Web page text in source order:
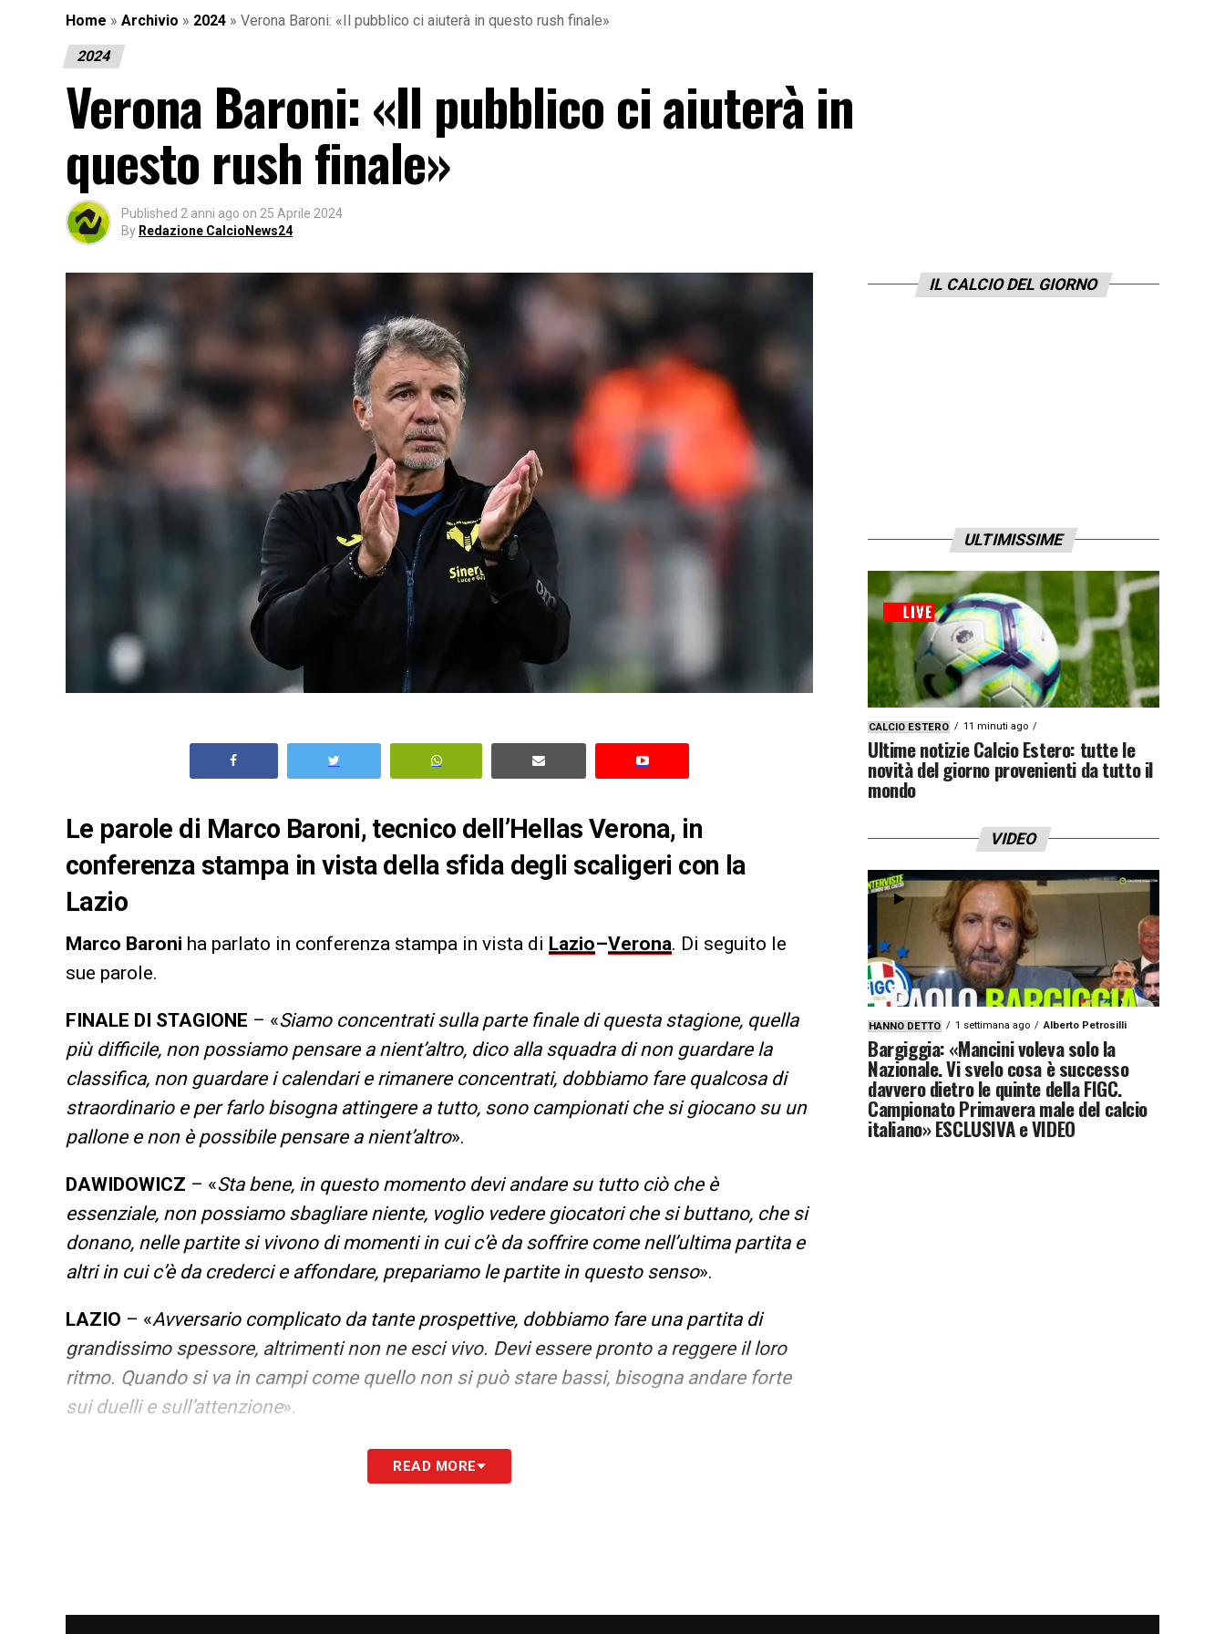
Home » Archivio » 2024 » Verona Baroni: «Il pubblico ci aiuterà in questo rush finale»
2024
Verona Baroni: «Il pubblico ci aiuterà in
questo rush finale»
Published 2 anni ago on 25 Aprile 2024
By Redazione CalcioNews24
Le parole di Marco Baroni, tecnico dell’Hellas Verona, in
conferenza stampa in vista della sfida degli scaligeri con la
Lazio
Marco Baroni ha parlato in conferenza stampa in vista di Lazio–Verona. Di seguito le
sue parole.
FINALE DI STAGIONE – «Siamo concentrati sulla parte finale di questa stagione, quella
più difficile, non possiamo pensare a nient’altro, dico alla squadra di non guardare la
classifica, non guardare i calendari e rimanere concentrati, dobbiamo fare qualcosa di
straordinario e per farlo bisogna attingere a tutto, sono campionati che si giocano su un
pallone e non è possibile pensare a nient’altro».
DAWIDOWICZ – «Sta bene, in questo momento devi andare su tutto ciò che è
essenziale, non possiamo sbagliare niente, voglio vedere giocatori che si buttano, che si
donano, nelle partite si vivono di momenti in cui c’è da soffrire come nell’ultima partita e
altri in cui c’è da crederci e affondare, prepariamo le partite in questo senso».
LAZIO – «Avversario complicato da tante prospettive, dobbiamo fare una partita di
grandissimo spessore, altrimenti non ne esci vivo. Devi essere pronto a reggere il loro
ritmo. Quando si va in campi come quello non si può stare bassi, bisogna andare forte
sui duelli e sull’attenzione».
BISOGNA SPINGERE ANCORA DI PIU’ IN QUESTO FINALE
prestazione, dalla capacità di stare dentro la partita, dobbiamo capire che le partite si
importante, se uno non parte entra, so che lì a destra posso contare su due giocatori
READ MORE
IL CALCIO DEL GIORNO
ULTIMISSIME
CALCIO ESTERO 11 minuti ago
Ultime notizie Calcio Estero: tutte le
novità del giorno provenienti da tutto il
mondo
VIDEO
HANNO DETTO 1 settimana ago Alberto Petrosilli
Bargiggia: «Mancini voleva solo la
Nazionale. Vi svelo cosa è successo
davvero dietro le quinte della FIGC.
Campionato Primavera male del calcio
italiano» ESCLUSIVA e VIDEO